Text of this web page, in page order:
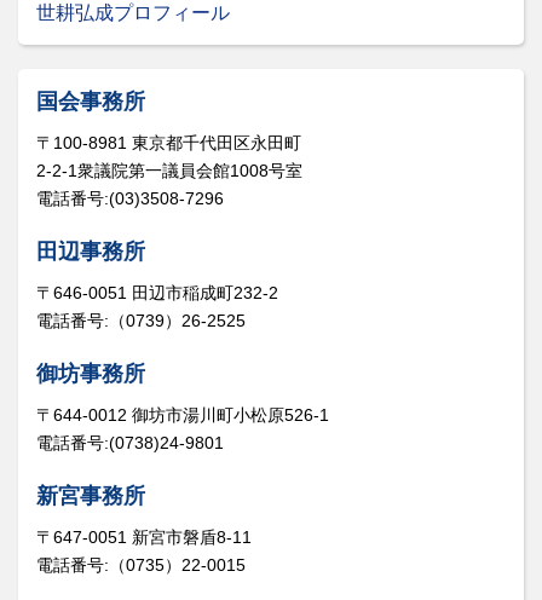
世耕弘成プロフィール
国会事務所
〒100-8981 東京都千代田区永田町
2-2-1衆議院第一議員会館1008号室
電話番号:(03)3508-7296
田辺事務所
〒646-0051 田辺市稲成町232-2
電話番号:（0739）26-2525
御坊事務所
〒644-0012 御坊市湯川町小松原526-1
電話番号:(0738)24-9801
新宮事務所
〒647-0051 新宮市磐盾8-11
電話番号:（0735）22-0015